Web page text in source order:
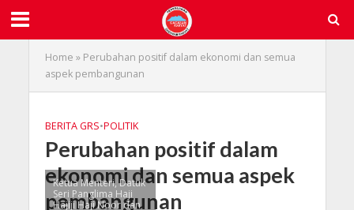
Home » Perubahan positif dalam ekonomi dan semua
aspek pembangunan
BERITA GRS•POLITIK
Perubahan positif dalam
ekonomi dan semua aspek
pembangunan
Ketua Menteri, Datuk
Seri Panglima Haji
Hajiji Haji Noor dan